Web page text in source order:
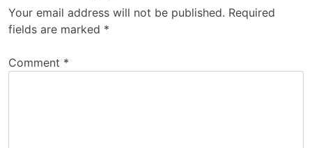
Your email address will not be published. Required
fields are marked *
Comment *